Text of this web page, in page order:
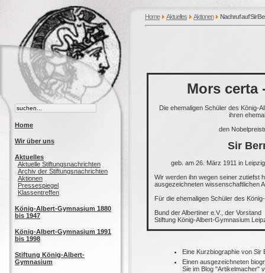
Home Aktuelles Aktionen Nachruf auf Sir
Home
Wir über uns
Aktuelles
Aktuelle Stiftungsnachrichten
Archiv der Stiftungsnachrichten
Aktionen
Pressespiegel
Klassentreffen
König-Albert-Gymnasium 1880
bis 1947
König-Albert-Gymnasium 1991
bis 1998
Stiftung König-Albert-
Gymnasium
Mors certa
Die ehemaligen Schüler des König-
ihren
den
Sir
geb. am 26. März 1911 in
Wir werden ihn wegen seiner zutiefst
ausgezeichneten wissenschaftlichen
Für die ehemaligen Schüler des
Bund der Albertiner e.V., der Vorstand
Stiftung König-Albert-Gymnasium
Eine Kurzbiographie von
Einen ausgezeichneten
Sie im Blog "Artikelmacher"